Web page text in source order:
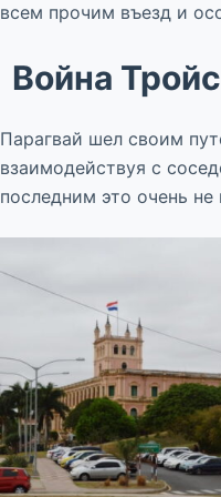
всем прочим въезд и
Война
Парагвай шел своим
взаимодействуя с
последним это очень не